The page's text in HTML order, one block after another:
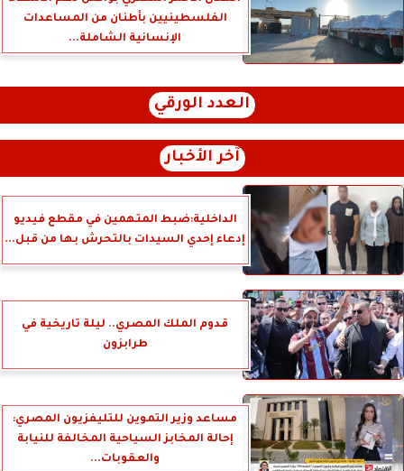
الفلسطينيين بأطنان من المساعدات
الإنسانية الشاملة...
العدد الورقي
آخر الأخبار
الداخلية:ضبط المتهمين في مقطع فيديو
إدعاء إحدي السيدات بالتحرش بها من قبل...
قدوم الملك المصري.. ليلة تاريخية في
طرابزون
مساعد وزير التموين للتليفزيون المصري:
إحالة المخابز السياحية المخالفة للنيابة
والعقوبات...